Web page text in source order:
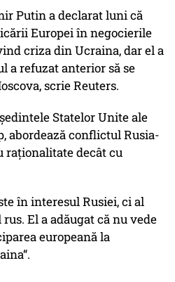
Putin a declarat luni că
Europei în negocierile
criza din Ucraina, dar el a
a refuzat anterior să se
scrie Reuters.
Statelor Unite ale
abordează conflictul Rusia-
raționalitate decât cu
în interesul Rusiei, ci al
El a adăugat că nu vede
europeană la